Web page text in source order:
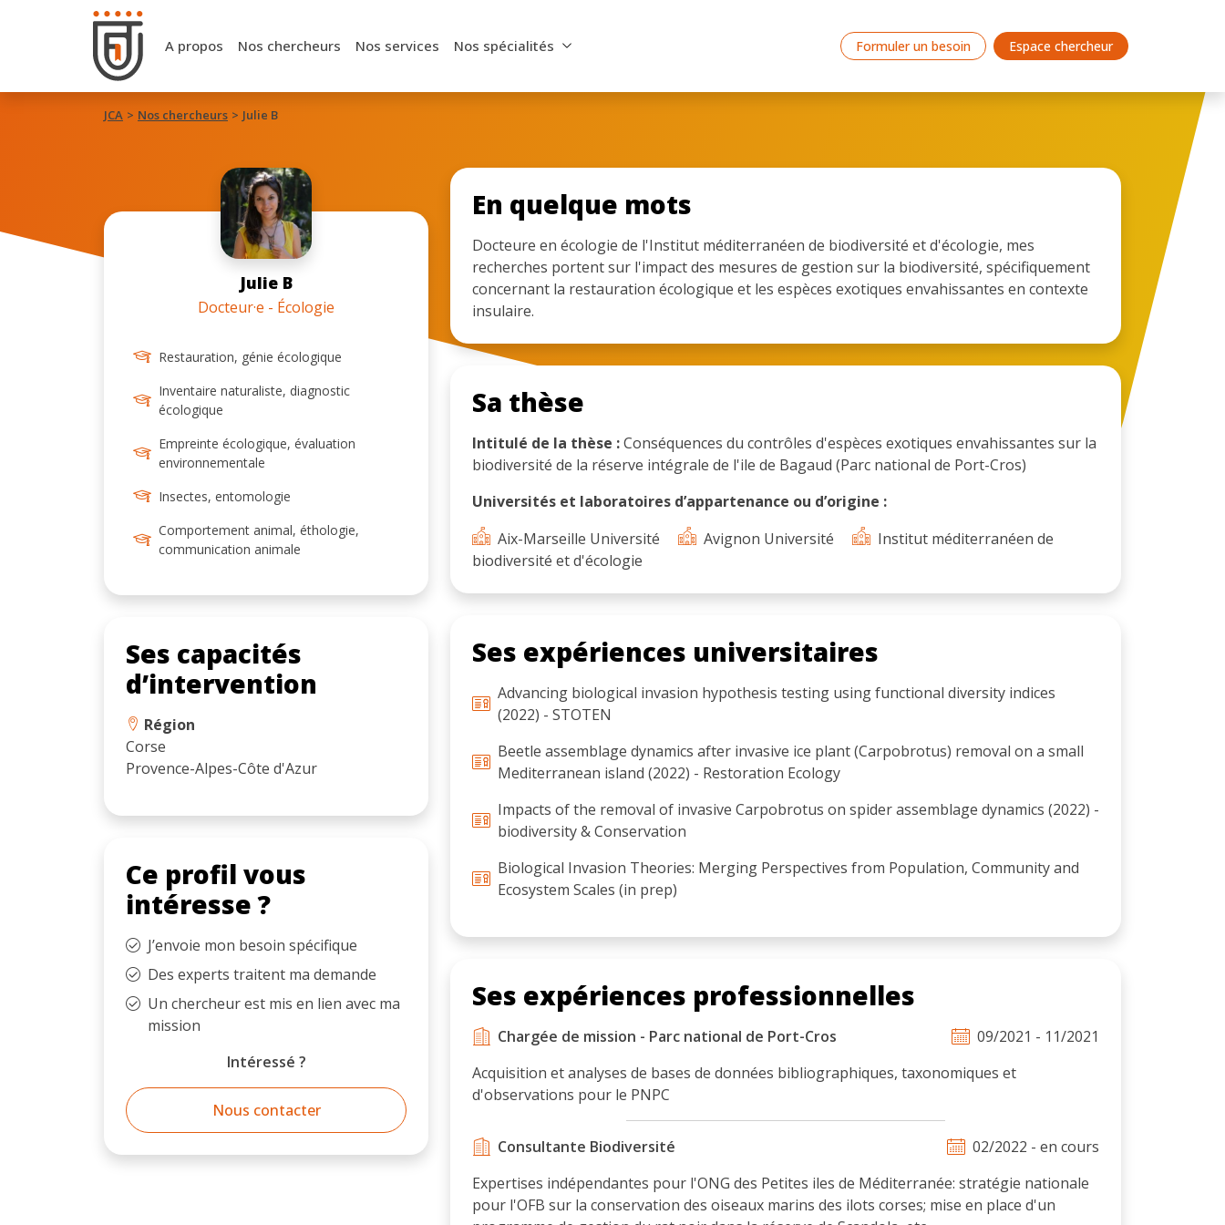
A propos Nos chercheurs Nos services Nos spécialités Formuler un besoin Espace chercheur
JCA Nos chercheurs Julie B
Julie B
Docteur·e - Écologie
Restauration, génie écologique
Inventaire naturaliste, diagnostic
écologique
Empreinte écologique, évaluation
environnementale
Insectes, entomologie
Comportement animal, éthologie,
communication animale
Ses capacités
d’intervention
Région
Corse
Provence-Alpes-Côte d'Azur
Ce profil vous
intéresse ?
J’envoie mon besoin spécifique
Des experts traitent ma demande
Un chercheur est mis en lien avec ma
mission
Intéressé ?
Nous contacter
En quelque mots
Docteure en écologie de l'Institut méditerranéen de biodiversité et d'écologie, mes
recherches portent sur l'impact des mesures de gestion sur la biodiversité, spécifiquement
concernant la restauration écologique et les espèces exotiques envahissantes en contexte
insulaire.
Sa thèse
Intitulé de la thèse :Conséquences du contrôles d'espèces exotiques envahissantes sur la
biodiversité de la réserve intégrale de l'ile de Bagaud (Parc national de Port-Cros)
Universités et laboratoires d’appartenance ou d’origine :
Aix-Marseille Université
Avignon Université
Institut méditerranéen de
biodiversité et d'écologie
Ses expériences universitaires
Advancing biological invasion hypothesis testing using functional diversity indices
(2022) - STOTEN
Beetle assemblage dynamics after invasive ice plant (Carpobrotus) removal on a small
Mediterranean island (2022) - Restoration Ecology
Impacts of the removal of invasive Carpobrotus on spider assemblage dynamics (2022) -
biodiversity & Conservation
Biological Invasion Theories: Merging Perspectives from Population, Community and
Ecosystem Scales (in prep)
Ses expériences professionnelles
Chargée de mission - Parc national de Port-Cros
09/2021 - 11/2021
Acquisition et analyses de bases de données bibliographiques, taxonomiques et
d'observations pour le PNPC
Consultante Biodiversité
02/2022 - en cours
Expertises indépendantes pour l'ONG des Petites iles de Méditerranée: stratégie nationale
pour l'OFB sur la conservation des oiseaux marins des ilots corses; mise en place d'un